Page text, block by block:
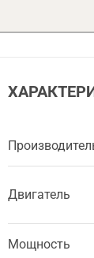
Двигатель
Мощность